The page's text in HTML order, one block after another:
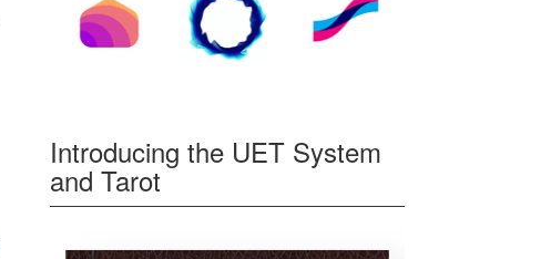
Introducing the UET System
and Tarot